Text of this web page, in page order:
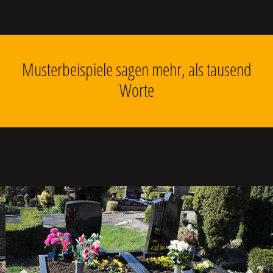
Musterbeispiele sagen mehr, als tausend
Worte